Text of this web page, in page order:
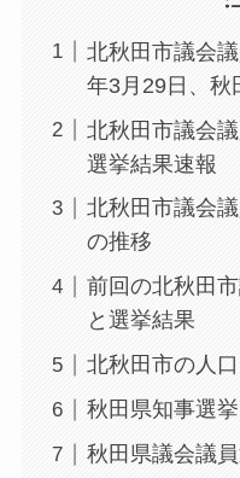
北秋田市議会
年3月29日、秋
北秋田市議会
選挙結果速報
北秋田市議会
の推移
前回の北秋田
と選挙結果
北秋田市の人
秋田県知事選挙
秋田県議会議